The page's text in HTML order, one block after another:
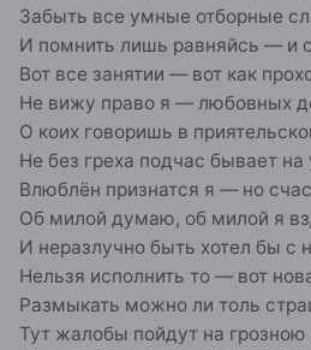
Забыть все умные отборные
И помнить лишь равняйсь — и
Вот все занятии — вот как
Не вижу право я — любовных
О коих говоришь в
Не без греха подчас бывает на
Влюблён признатся я — но
Об милой думаю, об милой я
И неразлучно быть хотел бы с
Нельзя исполнить то — вот
Размыкать можно ли толь
Тут жалобы пойдут на грозною